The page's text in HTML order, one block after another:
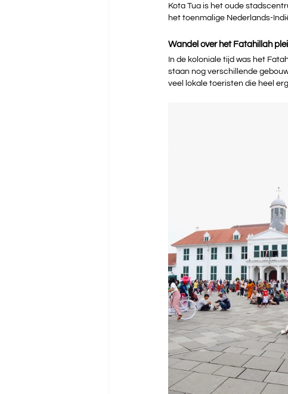
Kota Tua is het oude
het toenmalige Nederlands-
Wandel over het Fatahillah
In de koloniale tijd was het
staan nog verschillende
veel lokale toeristen die heel